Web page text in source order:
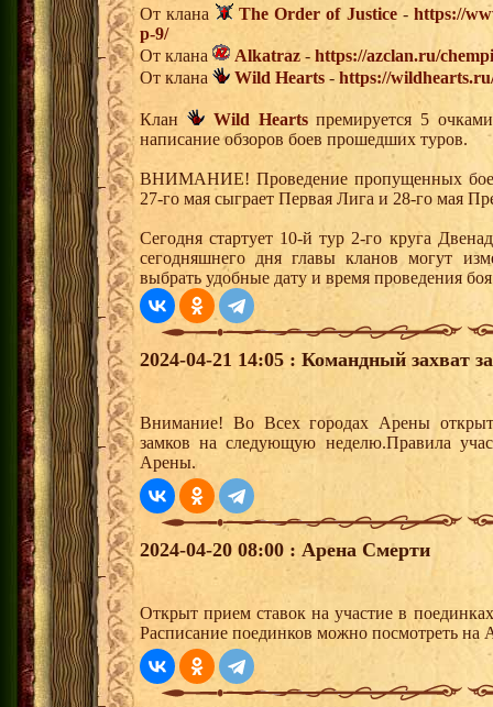
От клана The Order of Justice- https://
p-9/
От клана
Alkatraz - https://azclan.ru/
От клана
Wild Hearts - https://
Клан Wild Heartsпремируется 5
написание обзоров боев прошедших туров.
ВНИМАНИЕ! Проведение пропущенных
27-го мая сыграет Первая Лига и 28-го мая
Сегодня стартует 10-й тур 2-го круга
сегодняшнего дня главы кланов могут
выбрать удобные дату и время проведения
2024-04-21 14:05 : Командный захват
Внимание! Во Всех городах Арены
замков на следующую неделю.Правила
Арены.
2024-04-20 08:00 : Арена Смерти
Открыт прием ставок на участие в
Расписание поединков можно посмотреть на